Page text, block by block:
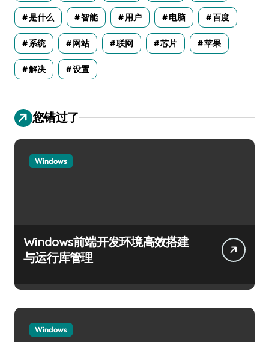
是什么 智能 用户 电脑 百度
系统 网站 联网 芯片 苹果
解决 设置
您错过了
Windows
Windows前端开发环境高效搭建
与运行库管理
Windows